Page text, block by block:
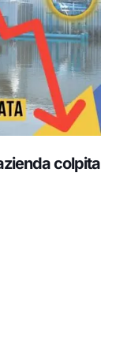
colpita